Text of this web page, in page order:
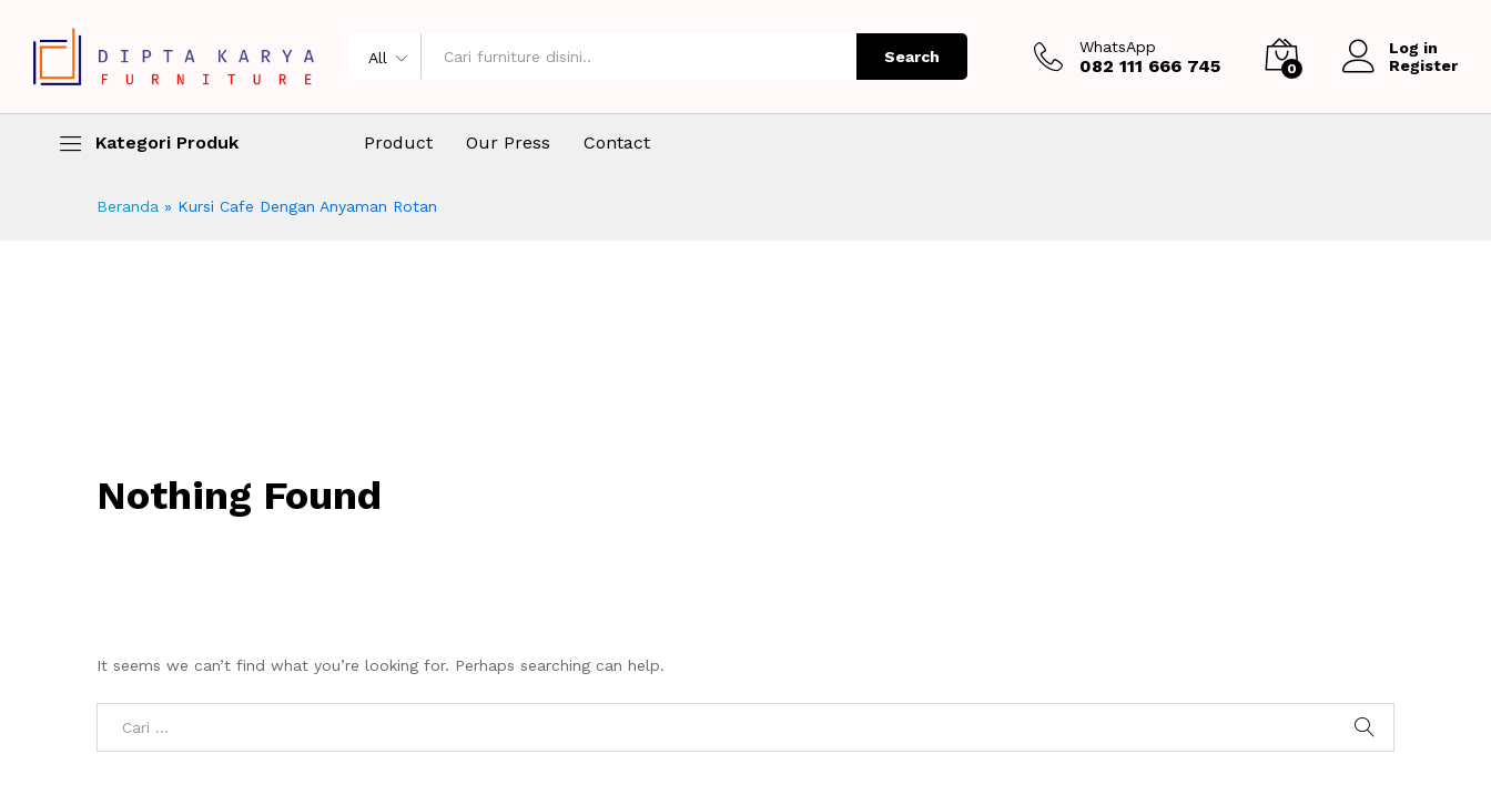
All Search
WhatsApp
082 111 666 745 0
Log in
Register
Kategori Produk Product Our Press Contact
Beranda » Kursi Cafe Dengan Anyaman Rotan
Nothing Found
It seems we can’t find what you’re looking for. Perhaps searching can help.